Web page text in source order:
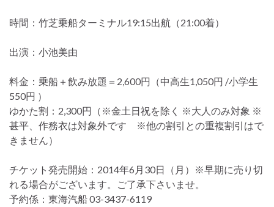
時間：竹芝乗船ターミナル19:15出航（21:00着）
出演：小池美由
料金：乗船＋飲み放題＝2,600円（中高生1,050円 /小学生
550円 ）
ゆかた割：2,300円（※金土日祝を除く ※大人のみ対象 ※
甚平、作務衣は対象外です ※他の割引との重複割引はで
きません）
チケット発売開始：2014年6月30日（月）※早期に売り切
れる場合がございます。ご了承下さいませ。
予約係：東海汽船 03-3437-6119